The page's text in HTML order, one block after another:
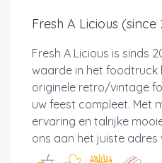
Fresh A Licious (since
Fresh A Licious is sinds
waarde in het foodtruck
originele retro/vintage
uw feest compleet. Met
ervaring en talrijke
ons aan het juiste adres